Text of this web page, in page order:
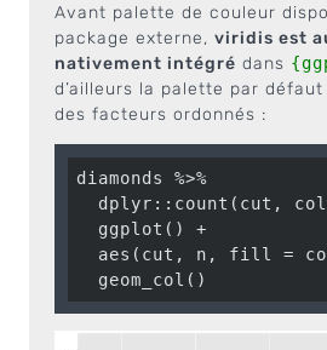
Avant palette de couleur
package externe, viridis est
nativement intégré dans
d’ailleurs la palette par
des facteurs ordonnés :
diamonds %>%
dplyr::count(cut,
  ggplot() +
aes(cut, n, fill =
  geom_col()